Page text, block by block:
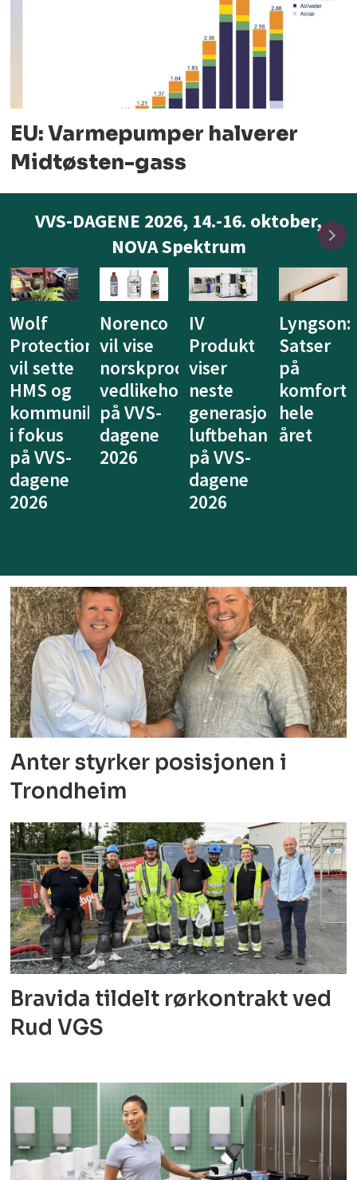
EU: Varmepumper halverer
Midtøsten-gass
VVS-DAGENE 2026, 14.-16. oktober,
NOVA Spektrum
IV
Produkt
viser
neste
generasjon
luftbehandling
på VVS-
dagene
2026
Lyngson:
Satser
på
komfort
hele
året
Niprox
lanserer
nytt
system
for
legionellasikring
på VVS-
dagene
KE
Fibertec
vil vise
at
kan
Anter styrker posisjonen i
Trondheim
Bravida tildelt rørkontrakt ved
Rud VGS